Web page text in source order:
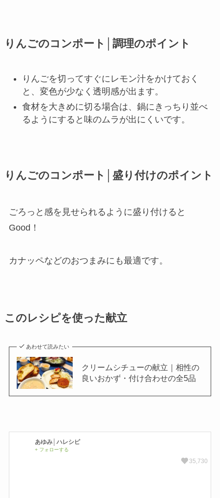
りんごのコンポート│調理のポイント
りんごを切ってすぐにレモン汁をかけておく
と、変色が少なく透明感が出ます。
食材を大きめに切る場合は、鍋にきっちり並べ
るようにすると味のムラが出にくいです。
りんごのコンポート│盛り付けのポイント
ごろっと感を見せられるように盛り付けると
Good！
カナッペなどのおつまみにも最適です。
このレシピを使った献立
あわせて読みたい
クリームシチューの献立｜相性の
良いおかず・付け合わせの全5品